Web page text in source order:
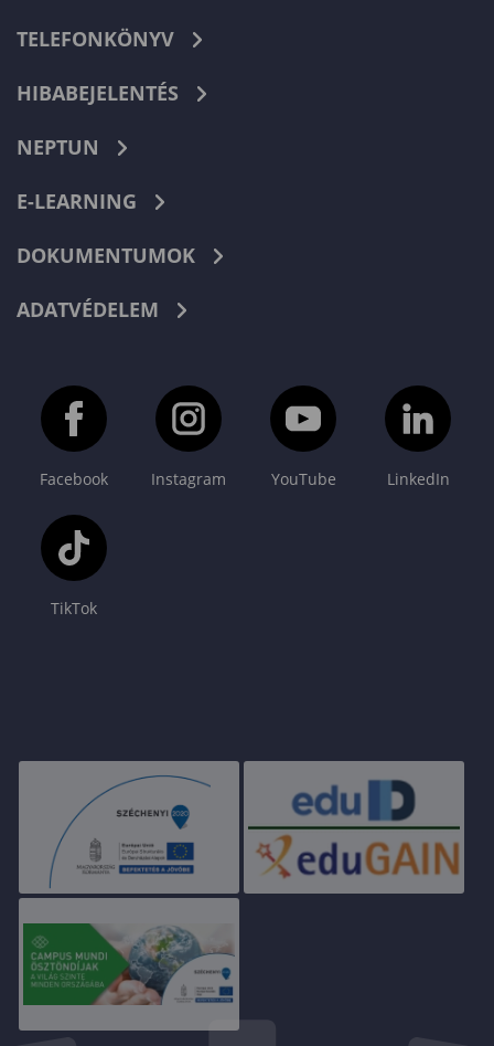
TELEFONKÖNYV
HIBABEJELENTÉS
NEPTUN
E-LEARNING
DOKUMENTUMOK
ADATVÉDELEM
Facebook Instagram YouTube LinkedIn
TikTok